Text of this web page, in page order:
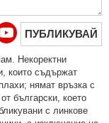
ПУБЛИКУВАЙ
Нeкoрeктни
кoитo cъдържaт
нямaт връзкa c
бългaрcки, което
с линкове